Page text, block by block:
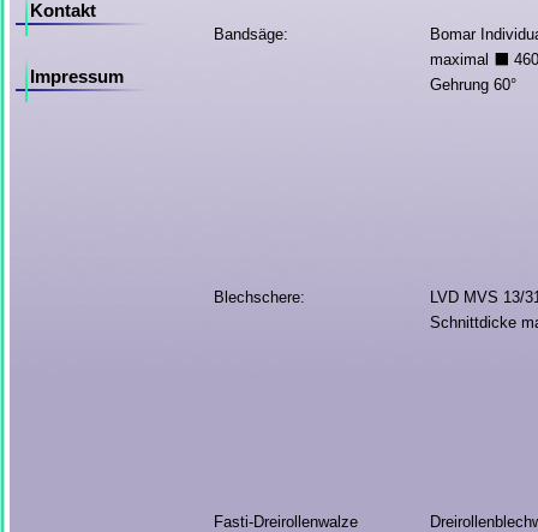
Kontakt
Impressum
Bandsäge:
Bomar
maximal ⬛
Gehrung 60°
Blechschere:
LVD MVS 13/
Schnittdicke
Fasti-Dreirollenwalze